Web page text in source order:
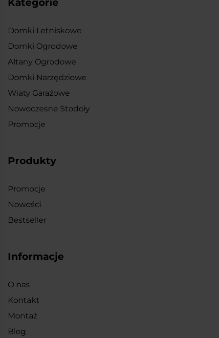
Domki Letniskowe
Domki Ogrodowe
Altany Ogrodowe
Domki Narzędziowe
Wiaty Garażowe
Nowoczesne Stodoły
Promocje
Produkty
Promocje
Nowości
Bestseller
Informacje
O nas
Kontakt
Montaż
Blog